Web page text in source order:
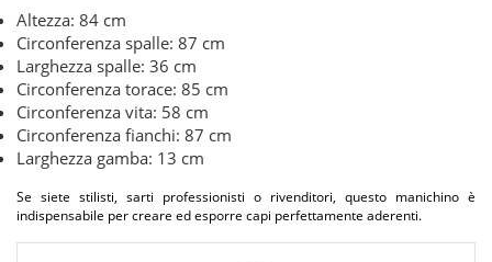
Altezza: 84 cm
Circonferenza spalle: 87 cm
Larghezza spalle: 36 cm
Circonferenza torace: 85 cm
Circonferenza vita: 58 cm
Circonferenza fianchi: 87 cm
Larghezza gamba: 13 cm
Se siete stilisti, sarti professionisti o rivenditori, questo manichino è
indispensabile per creare ed esporre capi perfettamente aderenti.